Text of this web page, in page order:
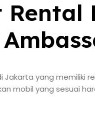
Rental
yang memiliki
mobil yang sesuai